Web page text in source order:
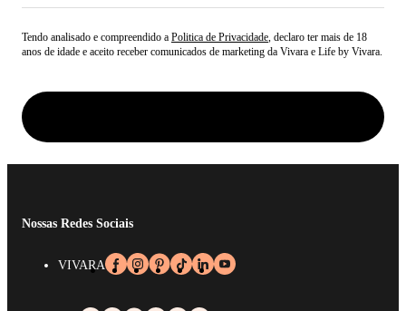
Tendo analisado e compreendido a Politica de Privacidade, declaro ter mais de 18
anos de idade e aceito receber comunicados de marketing da Vivara e Life by Vivara.
Nossas Redes Sociais
VIVARA